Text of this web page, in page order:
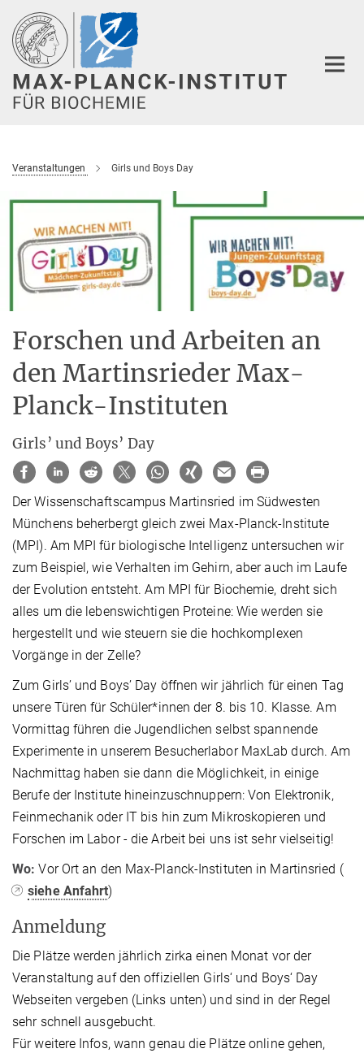
Hauptinhalt
Veranstaltungen Girls und Boys Day
Forschen und Arbeiten an
den Martinsrieder Max-
Planck-Instituten
Girls’ und Boys’ Day
Der Wissenschaftscampus Martinsried im Südwesten
Münchens beherbergt gleich zwei Max-Planck-Institute
(MPI). Am MPI für biologische Intelligenz untersuchen wir
zum Beispiel, wie Verhalten im Gehirn, aber auch im Laufe
der Evolution entsteht. Am MPI für Biochemie, dreht sich
alles um die lebenswichtigen Proteine: Wie werden sie
hergestellt und wie steuern sie die hochkomplexen
Vorgänge in der Zelle?
Zum Girls’ und Boys’ Day öffnen wir jährlich für einen Tag
unsere Türen für Schüler*innen der 8. bis 10. Klasse. Am
Vormittag führen die Jugendlichen selbst spannende
Experimente in unserem Besucherlabor MaxLab durch. Am
Nachmittag haben sie dann die Möglichkeit, in einige
Berufe der Institute hineinzuschnuppern: Von Elektronik,
Feinmechanik oder IT bis hin zum Mikroskopieren und
Forschen im Labor - die Arbeit bei uns ist sehr vielseitig!
Wo: Vor Ort an den Max-Planck-Instituten in Martinsried (
siehe Anfahrt)
Anmeldung
Die Plätze werden jährlich zirka einen Monat vor der
Veranstaltung auf den offiziellen Girls‘ und Boys‘ Day
Webseiten vergeben (Links unten) und sind in der Regel
sehr schnell ausgebucht.
Für weitere Infos, wann genau die Plätze online gehen,